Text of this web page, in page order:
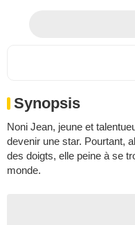
Synopsis
Noni Jean, jeune et
devenir une star. Pourtant,
des doigts, elle peine à se
monde.